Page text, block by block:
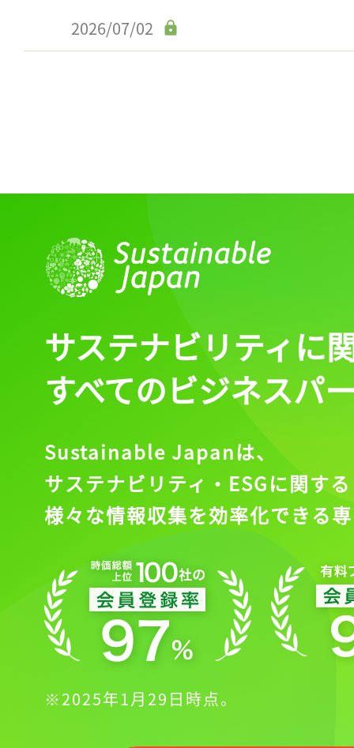
2026/07/02
サステナビリティに
すべてのビジネスパ
Sustainable Japanは、
サステナビリティ・ESGに関する
様々な情報収集を効率化できる
※2025年1月29日時点。